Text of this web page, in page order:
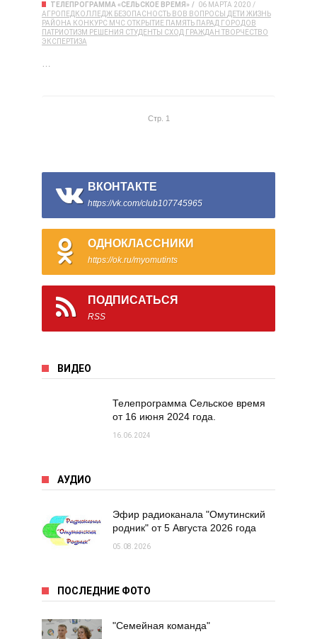
ТЕЛЕПРОГРАММА «СЕЛЬСКОЕ ВРЕМЯ»
06 МАРТА 2020
АГРОПЕДКОЛЛЕДЖ БЕЗОПАСНОСТЬ ВОВ ВОПРОСЫ ДЕТИ ЖИЗНЬ
РАЙОНА КОНКУРС МЧС ОТКРЫТИЕ ПАМЯТЬ ПАРАД ГОРОДОВ
ПАТРИОТИЗМ РЕШЕНИЯ СТУДЕНТЫ СХОД ГРАЖДАН ТВОРЧЕСТВО
ЭКСПЕРТИЗА
…
Стр. 1
ВКОНТАКТЕ
https://vk.com/club107745965
ОДНОКЛАССНИКИ
https://ok.ru/myomutints
ПОДПИСАТЬСЯ
RSS
ВИДЕО
Телепрограмма Сельское время
от 16 июня 2024 года.
16.06.2024
АУДИО
Эфир радиоканала "Омутинский
родник" от 5 Августа 2026 года
05.08.2026
ПОСЛЕДНИЕ ФОТО
"Семейная команда"